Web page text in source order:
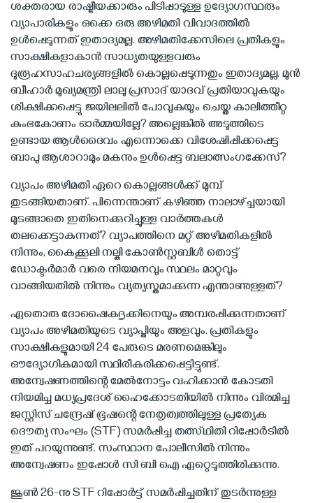
ശക്തരായ രാഷ്ട്രീയക്കാരും പിടിപ്പാടുള്ള ഉദ്യോഗസ്ഥരും
വ്യാപാരികളും ഒക്കെ ഒരു അഴിമതി വിവാദത്തില്‍
ഉള്‍പ്പെടുന്നത് ഇതാദ്യമല്ല. അഴിമതിക്കേസിലെ പ്രതികളും
സാക്ഷികളാകാന്‍ സാധ്യതയുള്ളവരും
ദുരൂഹസാഹചര്യങ്ങളില്‍ കൊല്ലപ്പെടുന്നതും ഇതാദ്യമല്ല. മുന്‍
ബീഹാര്‍ മുഖ്യമന്ത്രി ലാലു പ്രസാദ് യാദവ് പ്രതിയാവുകയും
ശിക്ഷിക്കപ്പെട്ടു ജയിലലില്‍ പോവുകയും ചെയ്ത കാലിത്തീറ്റ
കുംഭകോണം ഓര്‍മ്മയില്ലേ? അല്ലെങ്കില്‍ അടുത്തിടെ
ഉണ്ടായ ആള്‍ദൈവം എന്നൊക്കെ വിശേഷിപ്പിക്കപ്പെട്ട
ബാപു ആശാറാമും മകനും ഉള്‍പ്പെട്ട ബലാത്സംഗക്കേസ്?
വ്യാപം അഴിമതി ഏറെ കൊല്ലങ്ങള്‍ക്ക് മുമ്പ്
തുടങ്ങിയതാണ്. പിന്നെന്താണ് കഴിഞ്ഞ നാലാഴ്ച്ചയായി
മുടങ്ങാതെ ഇതിനെക്കുറിച്ചുള്ള വാര്‍ത്തകള്‍
തലക്കെട്ടാകുന്നത്? വ്യാപത്തിനെ മറ്റ് അഴിമതികളില്‍
നിന്നും, കൈക്കൂലി നല്കി കോണ്‍സ്റ്റബിള്‍ തൊട്ട്
ഡോക്ടര്‍മാര്‍ വരെ നിയമനവും സ്ഥലം മാറ്റവും
വാങ്ങിയതില്‍ നിന്നും വ്യത്യസ്തമാക്കുന്ന എന്താണുള്ളത്?
ഏതൊരു ദോഷൈകദൃക്കിനെയും അമ്പരപ്പിക്കുന്നതാണ്
വ്യാപം അഴിമതിയുടെ വ്യാപ്തിയും അളവും. പ്രതികളും
സാക്ഷികളുമായി 24 പേരുടെ മരണമെങ്കിലും
ഔദ്യോഗികമായി സ്ഥിരീകരിക്കപ്പെട്ടിട്ടുണ്ട്.
അന്വേഷണത്തിന്റെ മേല്‍നോട്ടം വഹിക്കാന്‍ കോടതി
നിയമിച്ച മധ്യപ്രദേശ് ഹൈക്കോടതിയില്‍ നിന്നും വിരമിച്ച
ജസ്റ്റിസ് ചന്ദ്രേഷ് ഭൂഷന്റെ നേതൃത്വത്തിലുള്ള പ്രത്യേക
ദൌത്യ സംഘം (STF) സമര്‍പ്പിച്ച തത്സ്ഥിതി റിപ്പോര്‍ടില്‍
ഇത് പറയുന്നുണ്ട്. സംസ്ഥാന പോലീസില്‍ നിന്നും
അന്വേഷണം ഇപ്പോള്‍ സി ബി ഐ ഏറ്റെടുത്തിരിക്കുന്നു.
ജൂണ്‍ 26-നു STF റിപ്പോര്‍ട്ട് സമര്‍പ്പിച്ചതിന് തുടര്‍ന്നുള്ള